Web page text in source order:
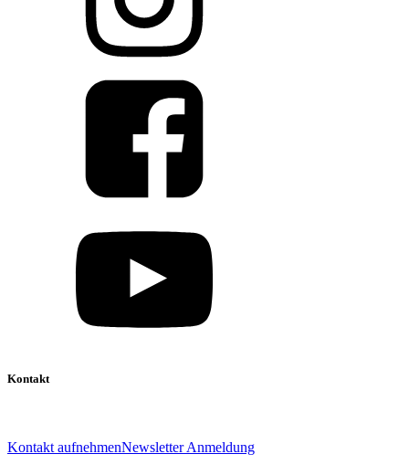
Kontakt
Kontakt aufnehmenNewsletter Anmeldung